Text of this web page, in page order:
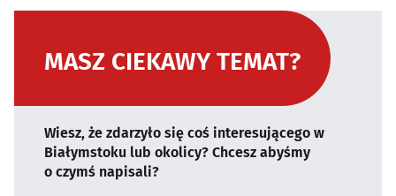
MASZ CIEKAWY TEMAT?
Wiesz, że zdarzyło się coś interesującego w
Białymstoku lub okolicy? Chcesz abyśmy
o czymś napisali?